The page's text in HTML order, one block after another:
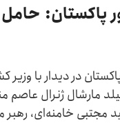
پاکستان:
در دیدار با
مارشال ژنرال عاصم
مجتبی خامنه‌ای،